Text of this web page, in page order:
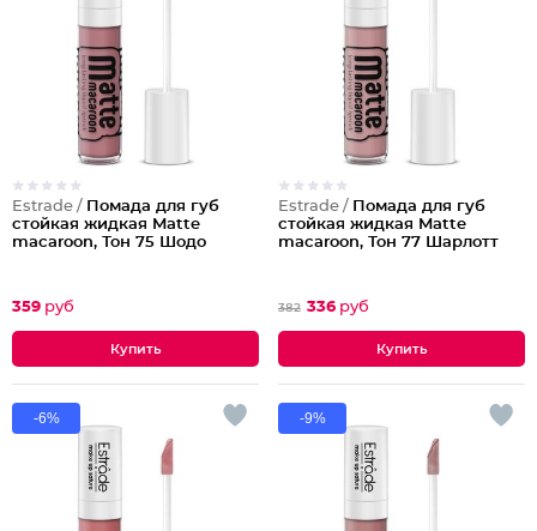
Estrade / Помада для губ
стойкая жидкая Matte
macaroon, Тон 75 Шодо
359 руб
Estrade / Помада для губ
стойкая жидкая Matte
macaroon, Тон 77 Шарлотт
382 336 руб
-6% -9%